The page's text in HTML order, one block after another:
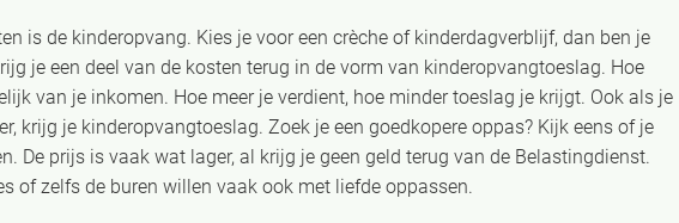
is de kinderopvang. Kies je voor een crèche of kinderdagverblijf, dan ben je
je een deel van de kosten terug in de vorm van kinderopvangtoeslag. Hoe
van je inkomen. Hoe meer je verdient, hoe minder toeslag je krijgt. Ook als je
krijg je kinderopvangtoeslag. Zoek je een goedkopere oppas? Kijk eens of je
De prijs is vaak wat lager, al krijg je geen geld terug van de Belastingdienst.
of zelfs de buren willen vaak ook met liefde oppassen.